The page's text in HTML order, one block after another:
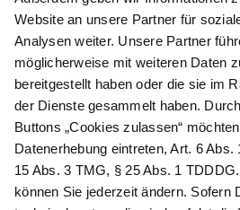
Newsletter abonnieren
Als Dankeschön für Ihr D&K
erhalten Sie ein 10 € -Gutschein:
Das sind Ihre Vorteile
@